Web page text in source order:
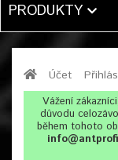
PRODUKTY
Účet
Vážení
důvodu
během tohoto